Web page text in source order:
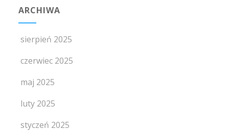
ARCHIWA
sierpień 2025
czerwiec 2025
maj 2025
luty 2025
styczeń 2025